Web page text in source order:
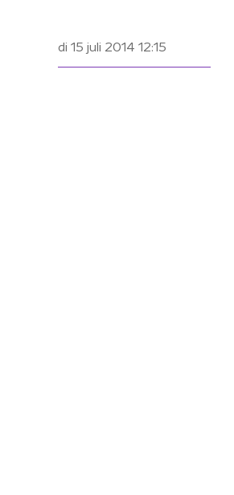
di 15 juli 2014 12:15